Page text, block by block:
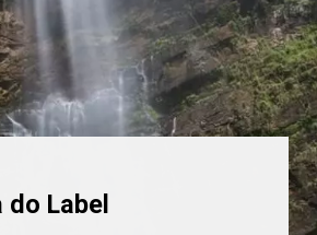
Label